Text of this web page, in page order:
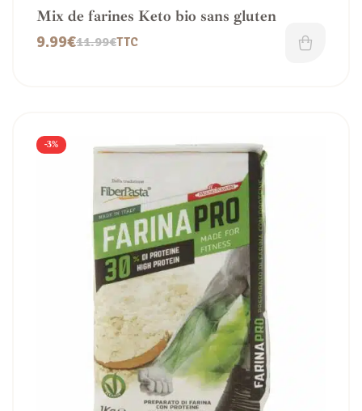
Mix de farines Keto bio sans gluten
11.99€
9.99€ TTC
-3%